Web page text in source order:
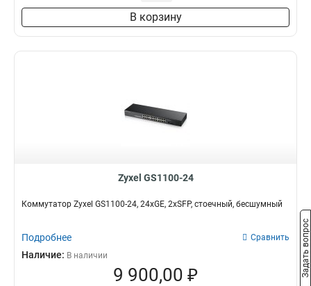
В корзину
Zyxel GS1100-24
Коммутатор Zyxel GS1100-24, 24xGE, 2xSFP, стоечный, бесшумный
Подробнее Сравнить
Наличие: В наличии
9 900,00 ₽ Задать вопрос